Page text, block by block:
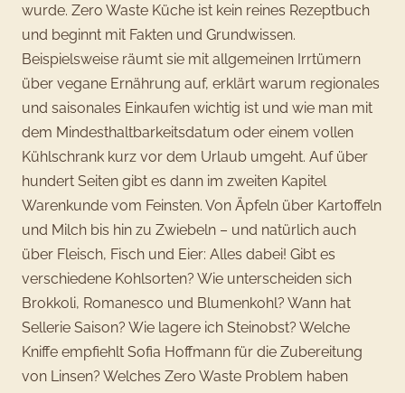
wurde. Zero Waste Küche ist kein reines Rezeptbuch
und beginnt mit Fakten und Grundwissen.
Beispielsweise räumt sie mit allgemeinen Irrtümern
über vegane Ernährung auf, erklärt warum regionales
und saisonales Einkaufen wichtig ist und wie man mit
dem Mindesthaltbarkeitsdatum oder einem vollen
Kühlschrank kurz vor dem Urlaub umgeht. Auf über
hundert Seiten gibt es dann im zweiten Kapitel
Warenkunde vom Feinsten. Von Äpfeln über Kartoffeln
und Milch bis hin zu Zwiebeln – und natürlich auch
über Fleisch, Fisch und Eier: Alles dabei! Gibt es
verschiedene Kohlsorten? Wie unterscheiden sich
Brokkoli, Romanesco und Blumenkohl? Wann hat
Sellerie Saison? Wie lagere ich Steinobst? Welche
Kniffe empfiehlt Sofia Hoffmann für die Zubereitung
von Linsen? Welches Zero Waste Problem haben